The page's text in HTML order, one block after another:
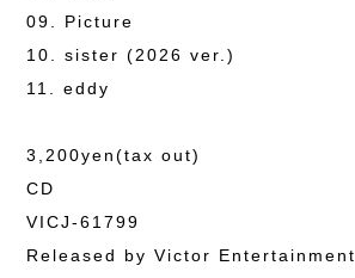
09. Picture
10. sister (2026 ver.)
11. eddy
3,200yen(tax out)
CD
VICJ-61799
Released by Victor Entertainment